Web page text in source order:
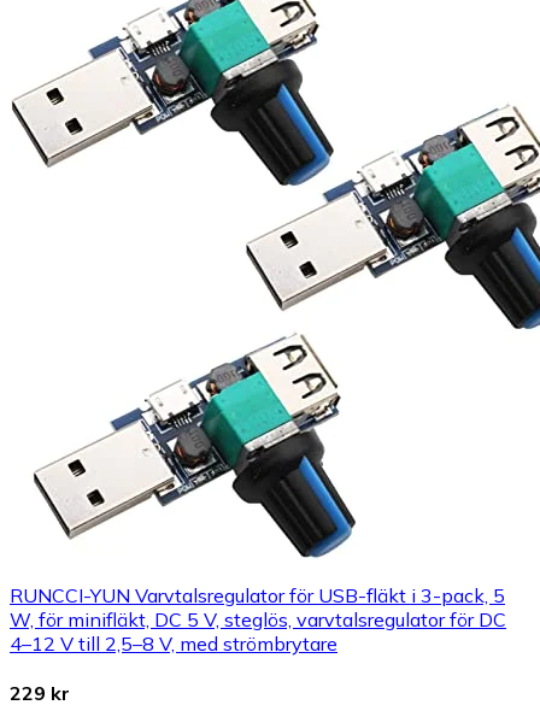
RUNCCI-YUN Varvtalsregulator för USB-fläkt i 3-pack, 5
W, för minifläkt, DC 5 V, steglös, varvtalsregulator för DC
4–12 V till 2,5–8 V, med strömbrytare
229 kr